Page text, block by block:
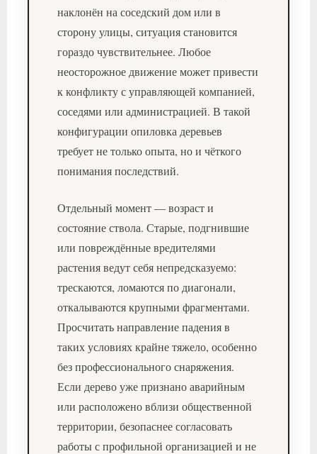
наклонён на соседский дом или в
сторону улицы, ситуация становится
гораздо чувствительнее. Любое
неосторожное движение может привести
к конфликту с управляющей компанией,
соседями или администрацией. В такой
конфигурации опиловка деревьев
требует не только опыта, но и чёткого
понимания последствий.
Отдельный момент — возраст и
состояние ствола. Старые, подгнившие
или повреждённые вредителями
растения ведут себя непредсказуемо:
трескаются, ломаются по диагонали,
откалываются крупными фрагментами.
Просчитать направление падения в
таких условиях крайне тяжело, особенно
без профессионального снаряжения.
Если дерево уже признано аварийным
или расположено вблизи общественной
территории, безопаснее согласовать
работы с профильной организацией и не